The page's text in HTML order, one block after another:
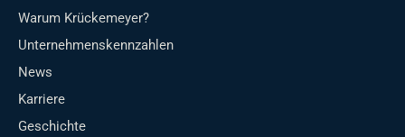
Warum Krückemeyer?
Unternehmenskennzahlen
News
Karriere
Geschichte